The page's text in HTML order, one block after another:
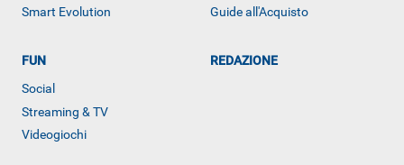
Smart Evolution
Guide all'Acquisto
FUN
Social
Streaming & TV
Videogiochi
REDAZIONE